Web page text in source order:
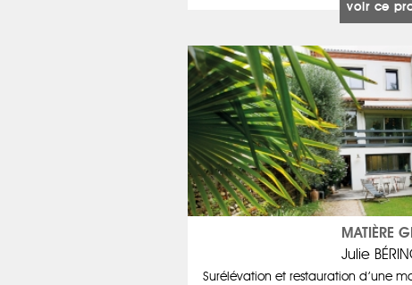
voir ce
MATIÈRE
Julie
Surélévation et restauration d’une